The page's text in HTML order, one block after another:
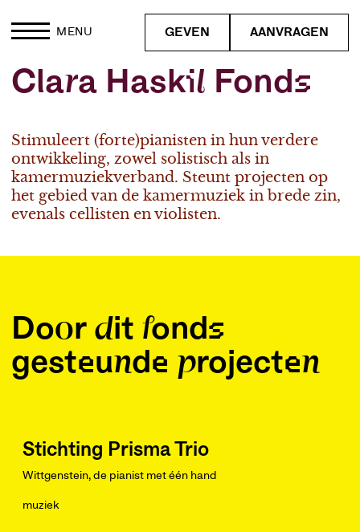
GEVEN AANVRAGEN
MENU
Clara Haskil Fonds
Stimuleert (forte)pianisten in hun verdere
ontwikkeling, zowel solistisch als in
kamermuziekverband. Steunt projecten op
het gebied van de kamermuziek in brede zin,
evenals cellisten en violisten.
Door dit fonds
gesteunde projecten
Stichting Prisma Trio
Wittgenstein, de pianist met één hand
muziek